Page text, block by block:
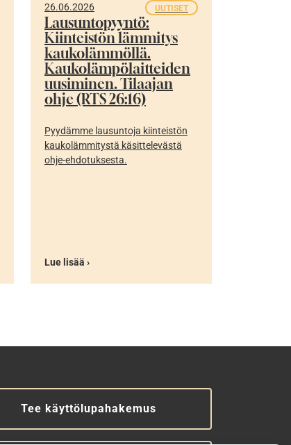
26.06.2026 UUTISET
Lausuntopyyntö:
Kiinteistön lämmitys
kaukolämmöllä.
Kaukolämpölaitteiden
uusiminen. Tilaajan
ohje (RTS 26:16)
Pyydämme lausuntoja kiinteistön
kaukolämmitystä käsittelevästä
ohje-ehdotuksesta.
Lue lisää ›
Tee käyttölupahakemus